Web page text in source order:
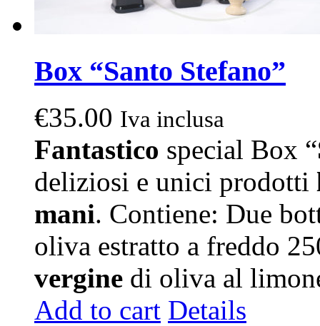
Box “Santo Stefano”
€35.00 Iva inclusa
Fantastico special Box “
deliziosi e unici prodotti
mani. Contiene: Due
oliva estratto a freddo
vergine di oliva al
Add to cart Details